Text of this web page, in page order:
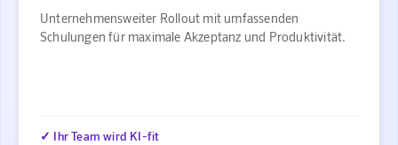
Unternehmensweiter Rollout mit umfassenden
Schulungen für maximale Akzeptanz und Produktivität.
✓ Ihr Team wird KI-fit